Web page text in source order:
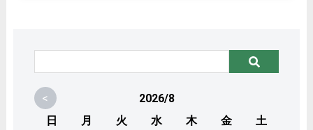
<
2026/8
日
月 火 水 木 金
土